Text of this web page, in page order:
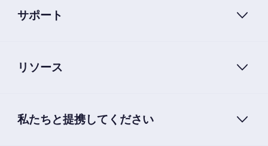
サポート
リソース
私たちと提携してください